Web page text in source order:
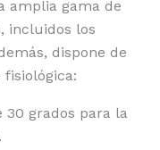
amplia gama de
incluidos los
dispone de
fisiológica:
30 grados para la